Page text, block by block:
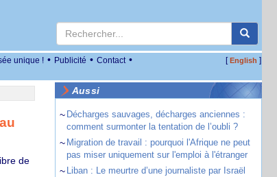
unique ! • Publicité • Contact • [English ]
de
Aussi
~ Décharges sauvages, décharges anciennes :
comment surmonter la tentation de l’oubli ?
~ Migration de travail : pourquoi l'Afrique ne peut
pas miser uniquement sur l'emploi à l'étranger
~ Liban : Le meurtre d’une journaliste par Israël